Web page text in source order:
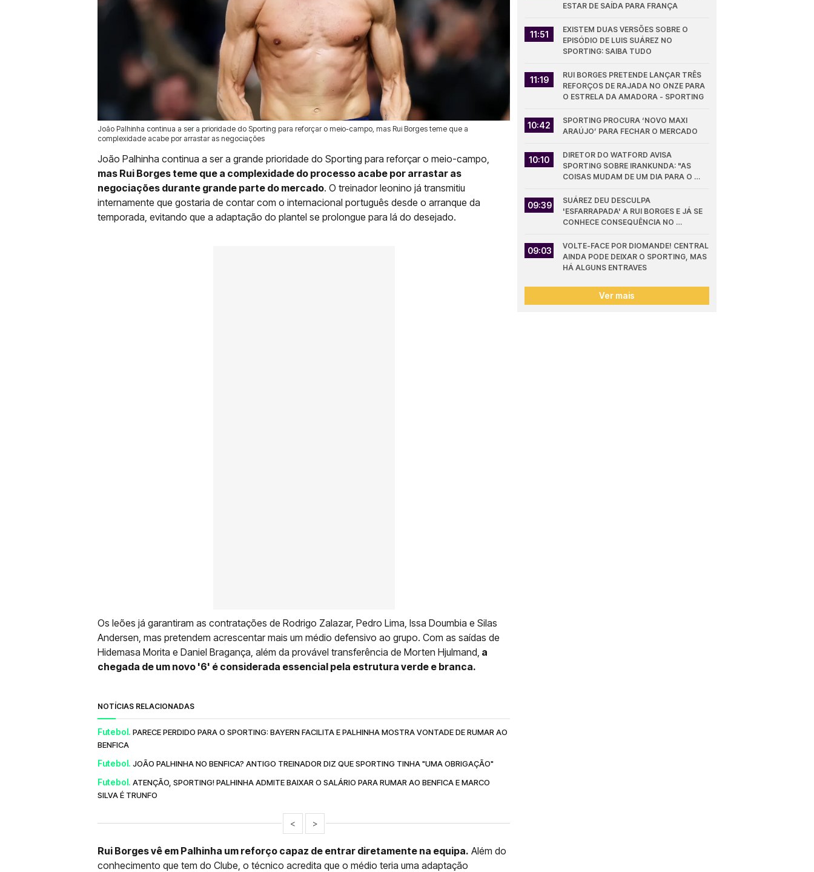
João Palhinha continua a ser a prioridade do Sporting para reforçar o meio-campo, mas Rui Borges teme que a
complexidade acabe por arrastar as negociações
12 Jun 2026 | 09:20 | 0
João Palhinha continua a ser a grande prioridade do Sporting para reforçar o meio-campo,
mas Rui Borges teme que a complexidade do processo acabe por arrastar as
negociações durante grande parte do mercado. O treinador leonino já transmitiu
internamente que gostaria de contar com o internacional português desde o arranque da
temporada, evitando que a adaptação do plantel se prolongue para lá do desejado.
Os leões já garantiram as contratações de Rodrigo Zalazar, Pedro Lima, Issa Doumbia e Silas
Andersen, mas pretendem acrescentar mais um médio defensivo ao grupo. Com as saídas de
Hidemasa Morita e Daniel Bragança, além da provável transferência de Morten Hjulmand, a
chegada de um novo '6' é considerada essencial pela estrutura verde e branca.
NOTÍCIAS RELACIONADAS
Futebol. PARECE PERDIDO PARA O SPORTING: BAYERN FACILITA E PALHINHA MOSTRA VONTADE DE RUMAR AO
BENFICA
Futebol. JOÃO PALHINHA NO BENFICA? ANTIGO TREINADOR DIZ QUE SPORTING TINHA "UMA OBRIGAÇÃO"
Futebol. ATENÇÃO, SPORTING! PALHINHA ADMITE BAIXAR O SALÁRIO PARA RUMAR AO BENFICA E MARCO
SILVA É TRUNFO
< >
Rui Borges vê em Palhinha um reforço capaz de entrar diretamente na equipa. Além do
conhecimento que tem do Clube, o técnico acredita que o médio teria uma adaptação
ESTAR DE SAÍDA PARA FRANÇA
11:51
EXISTEM DUAS VERSÕES SOBRE O
EPISÓDIO DE LUIS SUÁREZ NO
SPORTING: SAIBA TUDO
11:19
RUI BORGES PRETENDE LANÇAR TRÊS
REFORÇOS DE RAJADA NO ONZE PARA
O ESTRELA DA AMADORA - SPORTING
10:42
SPORTING PROCURA ‘NOVO MAXI
ARAÚJO’ PARA FECHAR O MERCADO
10:10
DIRETOR DO WATFORD AVISA
SPORTING SOBRE IRANKUNDA: "AS
COISAS MUDAM DE UM DIA PARA O
09:39
SUÁREZ DEU DESCULPA
'ESFARRAPADA' A RUI BORGES E JÁ SE
CONHECE CONSEQUÊNCIA NO
09:03
VOLTE-FACE POR DIOMANDE! CENTRAL
AINDA PODE DEIXAR O SPORTING, MAS
HÁ ALGUNS ENTRAVES
Ver mais